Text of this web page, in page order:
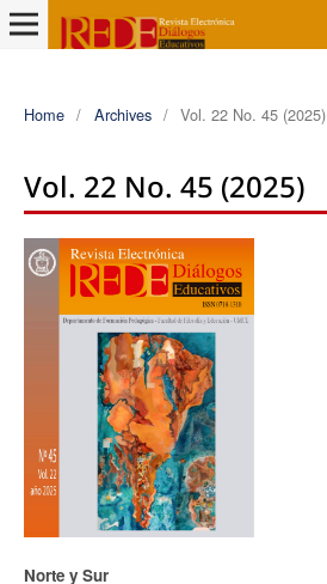
Home / Archives / Vol. 22 No. 45 (2025)
Vol. 22 No. 45 (2025)
Norte y Sur